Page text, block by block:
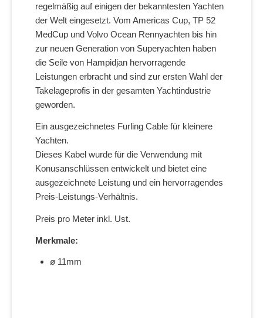
regelmäßig auf einigen der bekanntesten Yachten
der Welt eingesetzt. Vom Americas Cup, TP 52
MedCup und Volvo Ocean Rennyachten bis hin
zur neuen Generation von Superyachten haben
die Seile von Hampidjan hervorragende
Leistungen erbracht und sind zur ersten Wahl der
Takelageprofis in der gesamten Yachtindustrie
geworden.
Ein ausgezeichnetes Furling Cable für kleinere
Yachten.
Dieses Kabel wurde für die Verwendung mit
Konusanschlüssen entwickelt und bietet eine
ausgezeichnete Leistung und ein hervorragendes
Preis-Leistungs-Verhältnis.
Preis pro Meter inkl. Ust.
Merkmale:
ø 11mm